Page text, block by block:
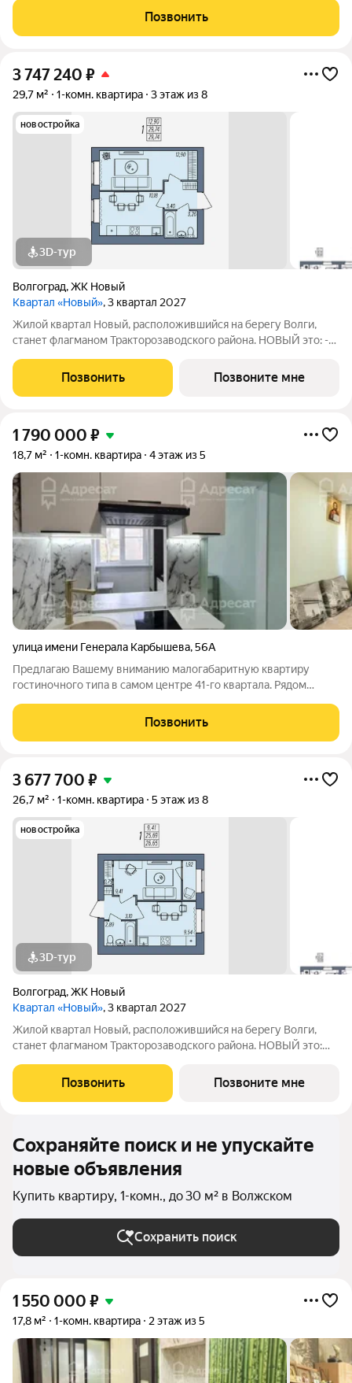
6, с балконом. Сан.узел совмещенный. Пластиковые окна,
Балкон остеклен и
Позвонить
3 747 240 ₽
29,7 м² 1-комн. квартира 3 этаж из 8
новостройка
3D-тур
Волгоград,ЖК Новый
Квартал «Новый», 3 квартал 2027
Жилой квартал Новый, расположившийся на берегу Волги,
станет флагманом Тракторозаводского района. НОВЫЙ это: -
с панорамными видами на реку и масштабное собственное
благоустройство. - Проект
Позвонить Позвоните мне
1 790 000 ₽
18,7 м² 1-комн. квартира 4 этаж из 5
улица имени Генерала Карбышева,56А
Предлагаю Вашему вниманию малогабаритную квартиру
гостиночного типа в самом центре 41-го квартала. Рядом
Советская. - Общая площадь - 18,7 кв.м - Жилая комната - 13,5
кв.м. Возле дома есть все
Позвонить
3 677 700 ₽
26,7 м² 1-комн. квартира 5 этаж из 8
новостройка
3D-тур
Волгоград,ЖК Новый
Квартал «Новый», 3 квартал 2027
Жилой квартал Новый, расположившийся на берегу Волги,
станет флагманом Тракторозаводского района. НОВЫЙ это:
с панорамными видами на реку и масштабное собственное
благоустройство. Проект для
Позвонить Позвоните мне
Сохраняйте поиск и не упускайте
новые объявления
Купить квартиру, 1-комн., до 30 м² в Волжском
Сохранить поиск
1 550 000 ₽
17,8 м² 1-комн. квартира 2 этаж из 5